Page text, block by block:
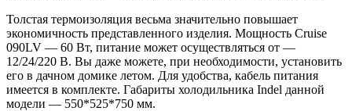
Толстая термоизоляция весьма значительно повышает
экономичность представленного изделия. Мощность Cruise
090LV — 60 Вт, питание может осуществляться от —
12/24/220 В. Вы даже можете, при необходимости, установить
его в дачном домике летом. Для удобства, кабель питания
имеется в комплекте. Габариты холодильника Indel данной
модели — 550*525*750 мм.